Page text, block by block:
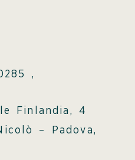
,
Finlandia, 4
– Padova,